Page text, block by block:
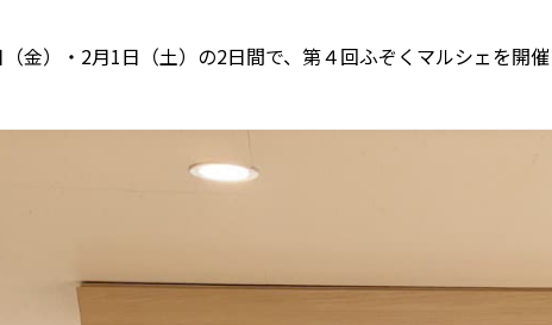
金）・2月1日（土）の2日間で、第４回ふぞくマルシェを開催